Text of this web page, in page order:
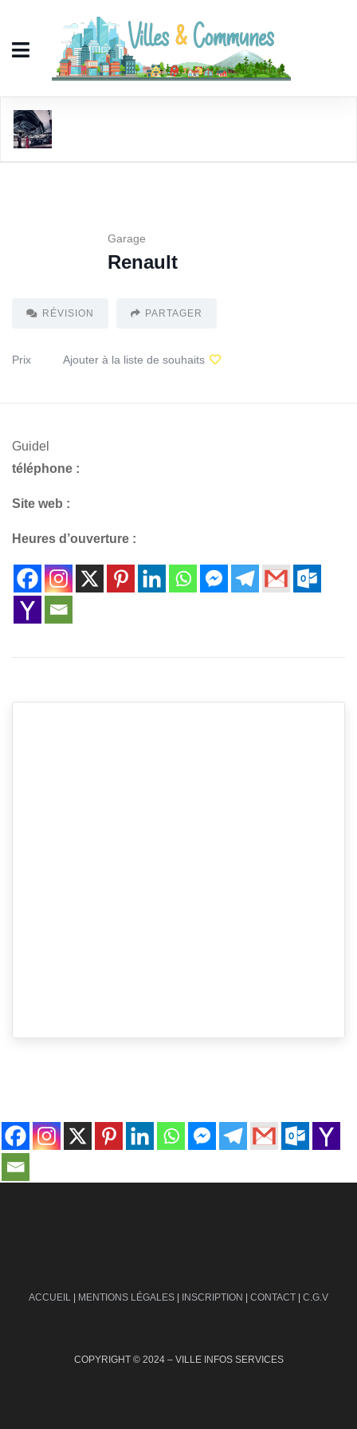
Garage
Renault
RÉVISION PARTAGER
Prix Ajouter à la liste de souhaits
Guidel
téléphone :
Site web :
Heures d’ouverture :
ACCUEIL | MENTIONS LÉGALES | INSCRIPTION | CONTACT | C.G.V
COPYRIGHT © 2024 – VILLE INFOS SERVICES